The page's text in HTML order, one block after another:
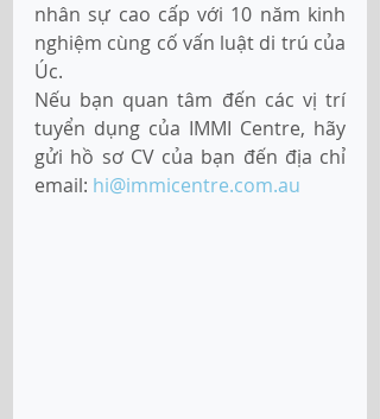
nhân sự cao cấp với 10 năm kinh
nghiệm cùng cố vấn luật di trú của
Úc.
Nếu bạn quan tâm đến các vị trí
tuyển dụng của IMMI Centre, hãy
gửi hồ sơ CV của bạn đến địa chỉ
email: hi@immicentre.com.au